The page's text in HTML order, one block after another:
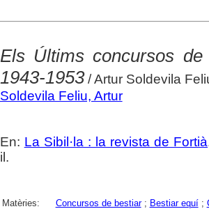
Els Últims concursos
1943-1953/ Artur Soldevila
Soldevila Feliu, Artur
En: La Sibil·la : la revista de Fortià
il.
Matèries: Concursos de bestiar; Bestiar equí;